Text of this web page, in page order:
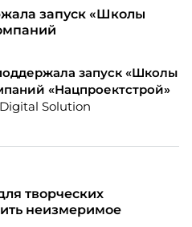
сотрудников сокращения
а для внешнего
о возможных
фактор, который
работодателя.
запуск «Школы
запуск «Школы
«Нацпроектстрой»
Solution
творческих
неизмеримое